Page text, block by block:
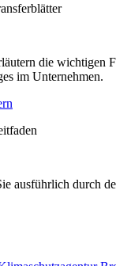
die wichtigen
im Unternehmen.
ausführlich durch